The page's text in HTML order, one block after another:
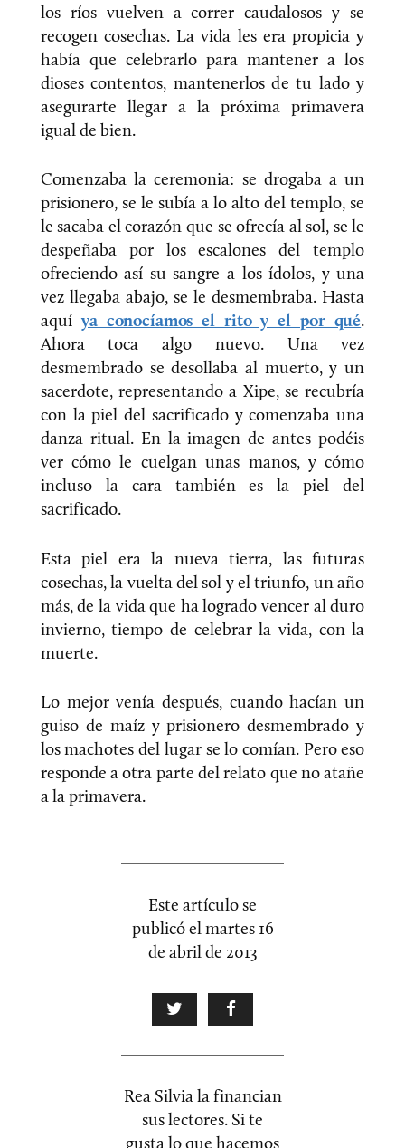
los ríos vuelven a correr caudalosos y se
recogen cosechas. La vida les era propicia y
había que celebrarlo para mantener a los
dioses contentos, mantenerlos de tu lado y
asegurarte llegar a la próxima primavera
igual de bien.
Comenzaba la ceremonia: se drogaba a un
prisionero, se le subía a lo alto del templo, se
le sacaba el corazón que se ofrecía al sol, se le
despeñaba por los escalones del templo
ofreciendo así su sangre a los ídolos, y una
vez llegaba abajo, se le desmembraba. Hasta
aquíya conocíamos el rito y el por qué.
Ahora toca algo nuevo. Una vez
desmembrado se desollaba al muerto, y un
sacerdote, representando a Xipe, se recubría
con la piel del sacrificado y comenzaba una
danza ritual. En la imagen de antes podéis
ver cómo le cuelgan unas manos, y cómo
incluso la cara también es la piel del
sacrificado.
Esta piel era la nueva tierra, las futuras
cosechas, la vuelta del sol y el triunfo, un año
más, de la vida que ha logrado vencer al duro
invierno, tiempo de celebrar la vida, con la
muerte.
Lo mejor venía después, cuando hacían un
guiso de maíz y prisionero desmembrado y
los machotes del lugar se lo comían. Pero eso
responde a otra parte del relato que no atañe
a la primavera.
Este artículo se
publicó elmartes 16
de abril de 2013
Rea Silvia la financian
sus lectores. Si te
gusta lo que hacemos